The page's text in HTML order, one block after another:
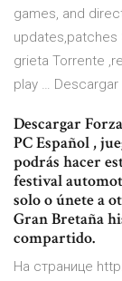
games, and
updates,patches
grieta Torrente
play … Descargar
Descargar
PC Español ,
podrás hacer
festival
solo o únete a
Gran Bretaña
compartido.
На странице